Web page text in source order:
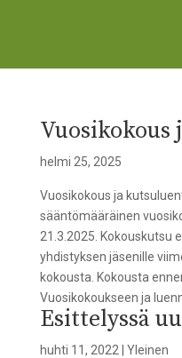
Vuosikokous
helmi 25, 2025
Vuosikokous ja
sääntömääräinen
21.3.2025. Kokouskutsu
yhdistyksen jäsenille
kokousta. Kokousta
Vuosikokoukseen ja
Esittelyssä
huhti 11, 2022 Yleinen